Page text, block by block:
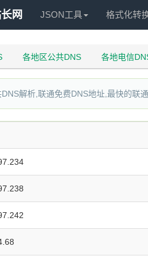
网 JSON工具 格式化转
各地区公共DNS 各地电信
解析,联通免费DNS地址,最快的联